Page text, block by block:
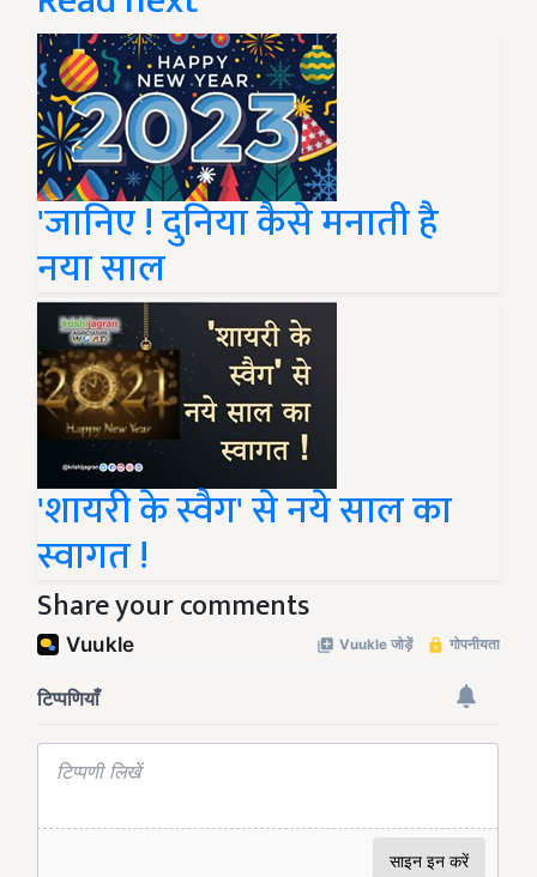
'जानिए ! दुनिया कैसे मनाती है
नया साल
'शायरी के स्वैग' से नये साल का
स्वागत !
Share your comments